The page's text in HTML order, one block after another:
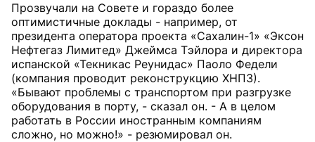
Прозвучали на Совете и гораздо более
оптимистичные доклады - например, от
президента оператора проекта «Сахалин-1» «Эксон
Нефтегаз Лимитед» Джеймса Тэйлора и директора
испанской «Текникас Реунидас» Паоло Федели
(компания проводит реконструкцию ХНПЗ).
«Бывают проблемы с транспортом при разгрузке
оборудования в порту, - сказал он. - А в целом
работать в России иностранным компаниям
сложно, но можно!» - резюмировал он.